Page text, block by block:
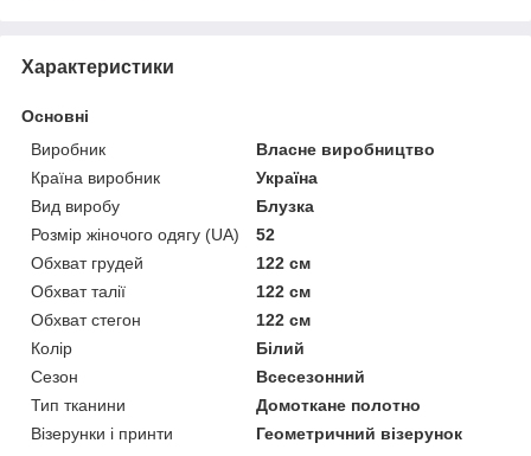
Характеристики
Основні
Виробник
Власне виробництво
Країна виробник
Україна
Вид виробу
Блузка
Розмір жіночого одягу (UA)
52
Обхват грудей
122 см
Обхват талії
122 см
Обхват стегон
122 см
Колір
Білий
Сезон
Всесезонний
Тип тканини
Домоткане полотно
Візерунки і принти
Геометричний візерунок